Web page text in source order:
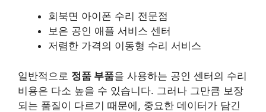
회북면 아이폰 수리 전문점
보은 공인 애플 서비스 센터
저렴한 가격의 이동형 수리 서비스
일반적으로 정품 부품을 사용하는 공인 센터의 수리
비용은 다소 높을 수 있습니다. 그러나 그만큼 보장
되는 품질이 다르기 때문에, 중요한 데이터가 담긴